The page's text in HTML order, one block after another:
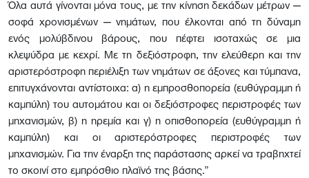
Όλα αυτά γίνονται μόνα τους, με την κίνηση δεκάδων μέτρων —
σοφά χρονισμένων — νημάτων, που έλκονται από τη δύναμη
ενός μολύβδινου βάρους, που πέφτει ισοταχώς σε μια
κλεψύδρα με κεχρί. Με τη δεξιόστροφη, την ελεύθερη και την
αριστερόστροφη περιέλιξη των νημάτων σε άξονες και τύμπανα,
επιτυγχάνονται αντίστοιχα: α) η εμπροσθοπορεία (ευθύγραμμη ή
καμπύλη) του αυτομάτου και οι δεξιόστροφες περιστροφές των
μηχανισμών, β) η ηρεμία και γ) η οπισθοπορεία (ευθύγραμμη ή
καμπύλη) και οι αριστερόστροφες περιστροφές των
μηχανισμών. Για την έναρξη της παράστασης αρκεί να τραβηχτεί
το σκοινί στο εμπρόσθιο πλαϊνό της βάσης.”